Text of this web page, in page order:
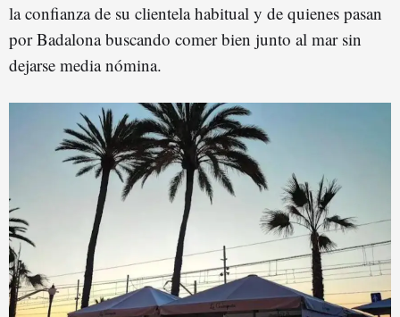
la confianza de su clientela habitual y de quienes pasan
por Badalona buscando comer bien junto al mar sin
dejarse media nómina.